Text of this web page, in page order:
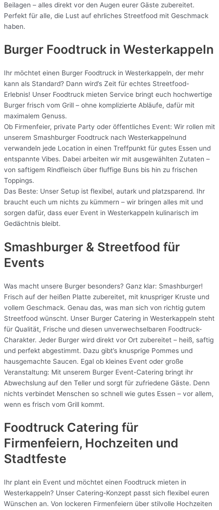
Beilagen – alles direkt vor den Augen eurer Gäste zubereitet.
Perfekt für alle, die Lust auf ehrliches Streetfood mit Geschmack
haben.
Burger Foodtruck in Westerkappeln
Ihr möchtet einen Burger Foodtruck in Westerkappeln, der mehr
kann als Standard? Dann wird’s Zeit für echtes Streetfood-
Erlebnis! Unser Foodtruck mieten Service bringt euch hochwertige
Burger frisch vom Grill – ohne komplizierte Abläufe, dafür mit
maximalem Genuss.
Ob Firmenfeier, private Party oder öffentliches Event: Wir rollen mit
unserem Smashburger Foodtruck nach Westerkappelnund
verwandeln jede Location in einen Treffpunkt für gutes Essen und
entspannte Vibes. Dabei arbeiten wir mit ausgewählten Zutaten –
von saftigem Rindfleisch über fluffige Buns bis hin zu frischen
Toppings.
Das Beste: Unser Setup ist flexibel, autark und platzsparend. Ihr
braucht euch um nichts zu kümmern – wir bringen alles mit und
sorgen dafür, dass euer Event in Westerkappeln kulinarisch im
Gedächtnis bleibt.
Smashburger & Streetfood für
Events
Was macht unsere Burger besonders? Ganz klar: Smashburger!
Frisch auf der heißen Platte zubereitet, mit knuspriger Kruste und
vollem Geschmack. Genau das, was man sich von richtig gutem
Streetfood wünscht. Unser Burger Catering in Westerkappeln steht
für Qualität, Frische und diesen unverwechselbaren Foodtruck-
Charakter. Jeder Burger wird direkt vor Ort zubereitet – heiß, saftig
und perfekt abgestimmt. Dazu gibt’s knusprige Pommes und
hausgemachte Saucen. Egal ob kleines Event oder große
Veranstaltung: Mit unserem Burger Event-Catering bringt ihr
Abwechslung auf den Teller und sorgt für zufriedene Gäste. Denn
nichts verbindet Menschen so schnell wie gutes Essen – vor allem,
wenn es frisch vom Grill kommt.
Foodtruck Catering für
Firmenfeiern, Hochzeiten und
Stadtfeste
Ihr plant ein Event und möchtet einen Foodtruck mieten in
Westerkappeln? Unser Catering-Konzept passt sich flexibel euren
Wünschen an. Von lockeren Firmenfeiern über stilvolle Hochzeiten